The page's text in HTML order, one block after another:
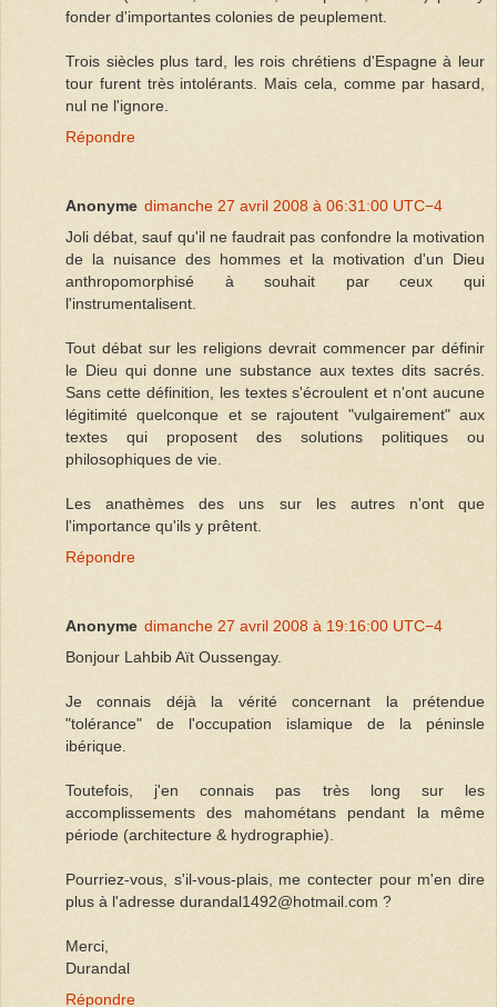
fonder d'importantes colonies de peuplement.
Trois siècles plus tard, les rois chrétiens d'Espagne à leur
tour furent très intolérants. Mais cela, comme par hasard,
nul ne l'ignore.
Répondre
Anonyme dimanche 27 avril 2008 à 06:31:00 UTC−4
Joli débat, sauf qu'il ne faudrait pas confondre la motivation
de la nuisance des hommes et la motivation d'un Dieu
anthropomorphisé à souhait par ceux qui
l'instrumentalisent.
Tout débat sur les religions devrait commencer par définir
le Dieu qui donne une substance aux textes dits sacrés.
Sans cette définition, les textes s'écroulent et n'ont aucune
légitimité quelconque et se rajoutent "vulgairement" aux
textes qui proposent des solutions politiques ou
philosophiques de vie.
Les anathèmes des uns sur les autres n'ont que
l'importance qu'ils y prêtent.
Répondre
Anonyme dimanche 27 avril 2008 à 19:16:00 UTC−4
Bonjour Lahbib Aït Oussengay.
Je connais déjà la vérité concernant la prétendue
"tolérance" de l'occupation islamique de la péninsle
ibérique.
Toutefois, j'en connais pas très long sur les
accomplissements des mahométans pendant la même
période (architecture & hydrographie).
Pourriez-vous, s'il-vous-plais, me contecter pour m'en dire
plus à l'adresse durandal1492@hotmail.com ?
Merci,
Durandal
Répondre